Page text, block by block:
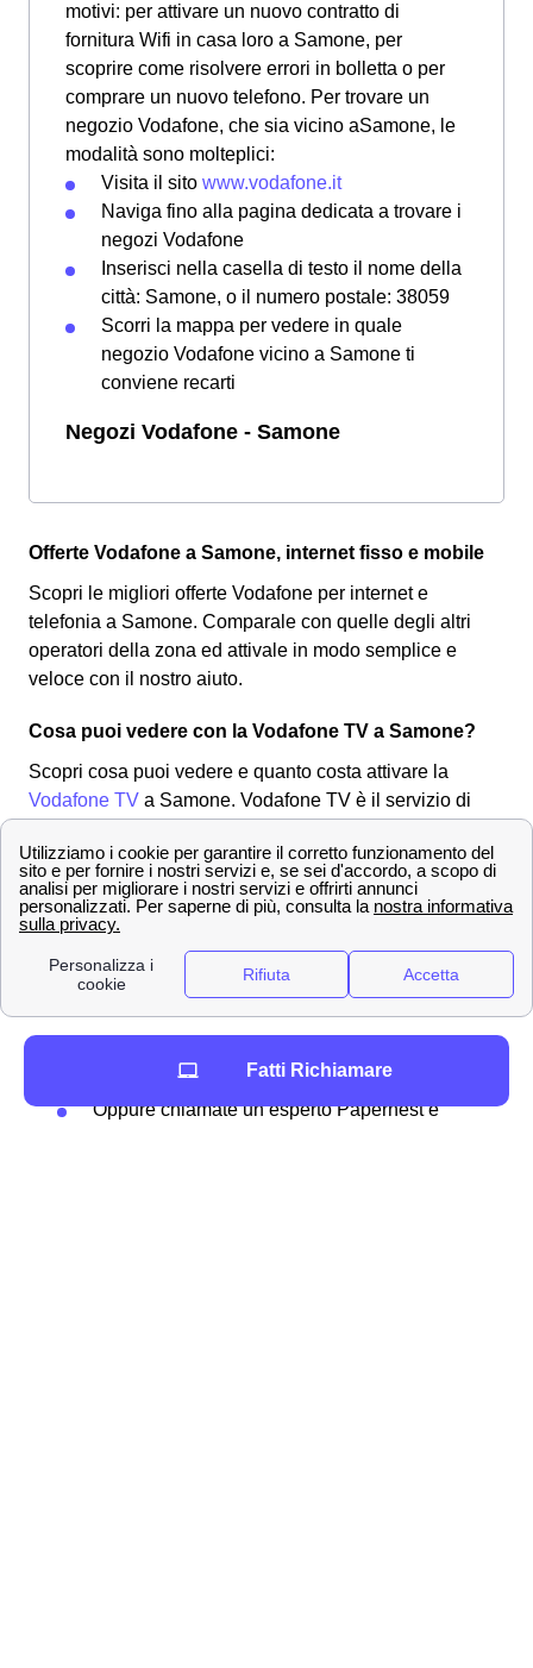
motivi: per attivare un nuovo contratto di
fornitura Wifi in casa loro a Samone, per
scoprire come risolvere errori in bolletta o per
comprare un nuovo telefono. Per trovare un
negozio Vodafone, che sia vicino aSamone, le
modalità sono molteplici:
Visita il sito www.vodafone.it
Naviga fino alla pagina dedicata a trovare i
negozi Vodafone
Inserisci nella casella di testo il nome della
città: Samone, o il numero postale: 38059
Scorri la mappa per vedere in quale
negozio Vodafone vicino a Samone ti
conviene recarti
Negozi Vodafone - Samone
Offerte Vodafone a Samone, internet fisso e mobile
Scopri le migliori offerte Vodafone per internet e
telefonia a Samone. Comparale con quelle degli altri
operatori della zona ed attivale in modo semplice e
veloce con il nostro aiuto.
Cosa puoi vedere con la Vodafone TV a Samone?
Scopri cosa puoi vedere e quanto costa attivare la
Vodafone TV a Samone. Vodafone TV è il servizio di
Vodafone. Solitamente ai cittadini samonesi conviene
attivare la Vodafone TV se sono già clienti Vodafone a
Samone per contratti di fibra internet. Poiché le tariffe a
convenienti. Per
attivare la Vodafone TV
a Samone,
0284594650
Oppure chiamate un esperto Papernest e
Fatti Richiamare